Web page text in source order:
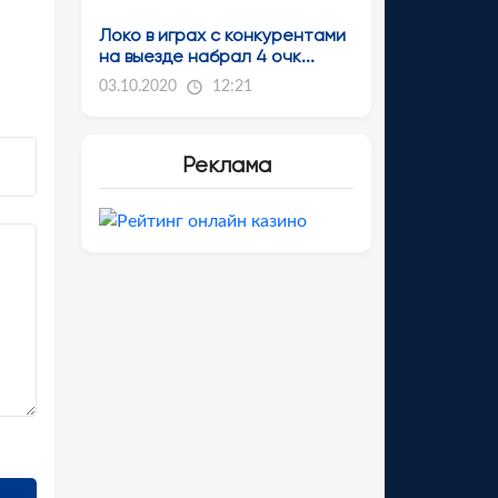
Локо в играх с конкурентами
на выезде набрал 4 очк...
03.10.2020 12:21
Реклама